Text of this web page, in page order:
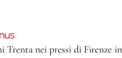
Trenta nei pressi di Firenze